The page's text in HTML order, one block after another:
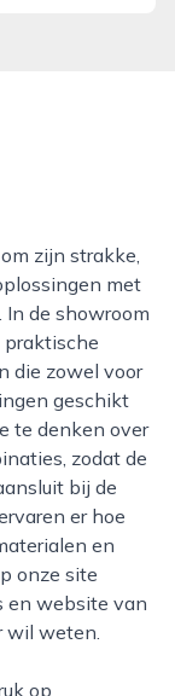
met
de showroom
die zowel voor
geschikt
te denken over
zodat de
bij de
er hoe
en
onze site
en website van
wil weten.